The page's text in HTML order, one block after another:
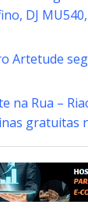
DJ
Artetude
na Rua –
gratuitas